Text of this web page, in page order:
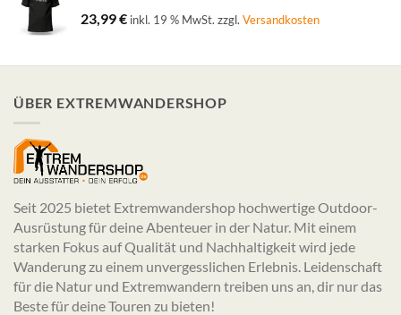
23,99€ inkl. 19 % MwSt. zzgl. Versandkosten
ÜBER EXTREMWANDERSHOP
Seit 2025 bietet Extremwandershop hochwertige Outdoor-
Ausrüstung für deine Abenteuer in der Natur. Mit einem
starken Fokus auf Qualität und Nachhaltigkeit wird jede
Wanderung zu einem unvergesslichen Erlebnis. Leidenschaft
für die Natur und Extremwandern treiben uns an, dir nur das
Beste für deine Touren zu bieten!